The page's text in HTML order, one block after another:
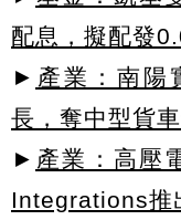
配息，擬配發
► 產業：南陽
長，奪中型貨
► 產業：高壓
Integrations推